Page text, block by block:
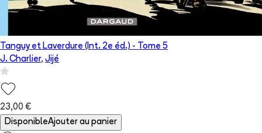
Tanguy et Laverdure (Int. 2e éd.) - Tome 5
J. Charlier, Jijé
23,00 €
DisponibleAjouter au panier